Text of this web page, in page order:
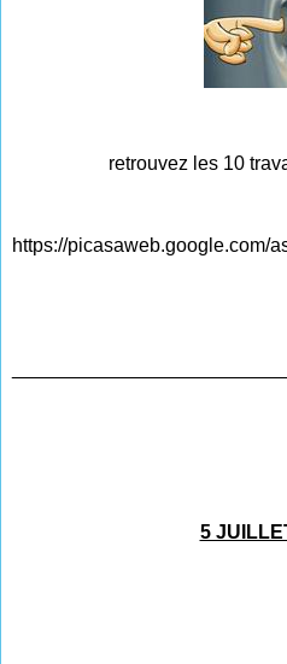
retrouvez les 10
https://picasaweb.google.com/
5